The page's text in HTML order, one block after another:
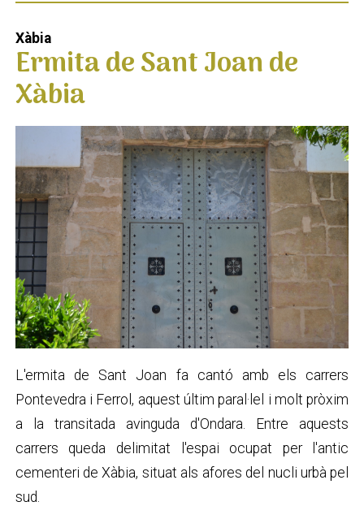
Xàbia
Ermita de Sant Joan de
Xàbia
L'ermita de Sant Joan fa cantó amb els carrers
Pontevedra i Ferrol, aquest últim paral·lel i molt pròxim
a la transitada avinguda d'Ondara. Entre aquests
carrers queda delimitat l'espai ocupat per l'antic
cementeri de Xàbia, situat als afores del nucli urbà pel
sud.